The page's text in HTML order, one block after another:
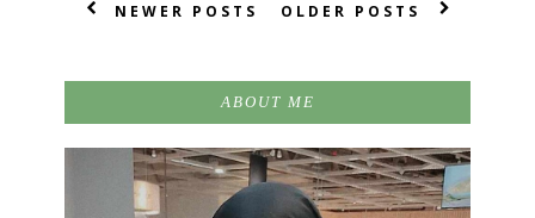
NEWER POSTS OLDER POSTS
ABOUT ME